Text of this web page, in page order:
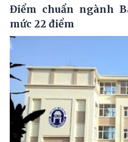
Điểm chuẩn ngành
mức 22 điểm